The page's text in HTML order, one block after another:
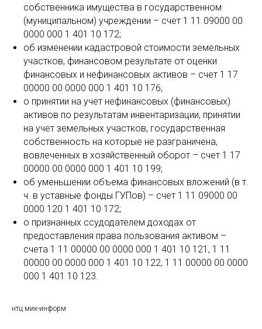
собственника имущества в государственном
(муниципальном) учреждении – счет 1 11 09000 00
0000 000 1 401 10 172;
об изменении кадастровой стоимости земельных
участков, финансовом результате от оценки
финансовых и нефинансовых активов – счет 1 17
00000 00 0000 000 1 401 10 176;
о принятии на учет нефинансовых (финансовых)
активов по результатам инвентаризации, принятии
на учет земельных участков, государственная
собственность на которые не разграничена,
вовлеченных в хозяйственный оборот – счет 1 17
00000 00 0000 000 1 401 10 199;
об уменьшении объема финансовых вложений (в т.
ч. в уставные фонды ГУПов) – счет 1 11 09000 00
0000 120 1 401 10 172;
о признанных ссудодателем доходах от
предоставления права пользования активом –
счета 1 11 00000 00 0000 000 1 401 10 121, 1 11
00000 00 0000 000 1 401 10 122, 1 11 00000 00 0000
000 1 401 10 123.
нтц мик-информ